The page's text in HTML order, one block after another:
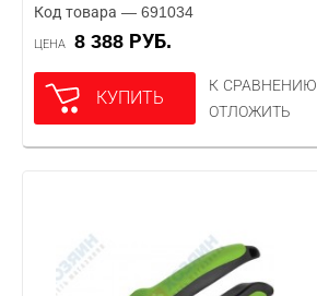
Код товара — 691034
ЦЕНА 8 388 РУБ.
КУПИТЬ
К СРАВНЕНИЮ
ОТЛОЖИТЬ